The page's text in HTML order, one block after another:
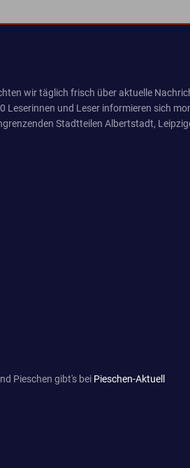
wir täglich frisch über aktuelle
und Leser informieren sich
Stadtteilen Albertstadt,
Pieschen gibt's bei Pieschen-Aktuell